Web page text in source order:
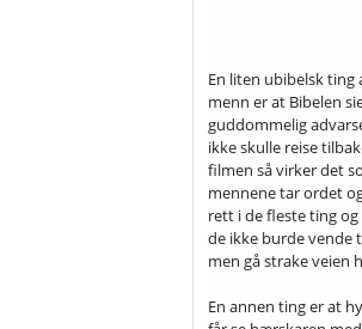
En liten ubibelsk ting
menn er at Bibelen
guddommelig
ikke skulle reise
filmen så virker det
mennene tar ordet
rett i de fleste ting
de ikke burde vende
men gå strake veien
En annen ting er at